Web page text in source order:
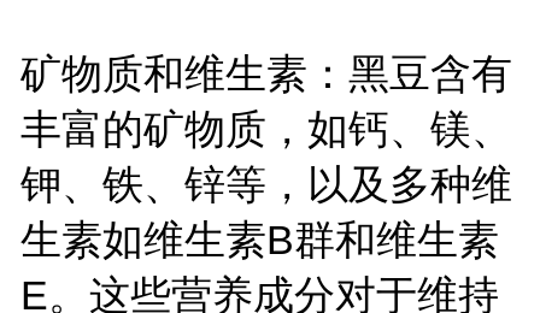
矿物质和维生素：黑豆含有
丰富的矿物质，如钙、镁、
钾、铁、锌等，以及多种维
生素如维生素B群和维生素
E。这些营养成分对于维持